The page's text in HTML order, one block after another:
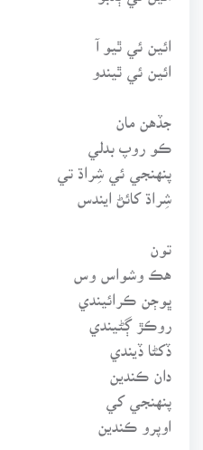
ائين ئي ٿيو آ
ائين ئي ٿيندو
جڏهن مان
ڪو روپ بدلي
پنهنجي ئي شِراڌ تي
شِراڌ کائڻ ايندس
هڪ وشواس وس
ڀوڄن ڪرائيندي
روڪڙ ڳڻيندي
ڏکڻا ڏيندي
دان ڪندين
پنهنجي کي
اوپرو ڪندين